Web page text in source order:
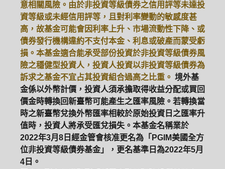
意相關風險。由於非投資等級債券之信用評等未達投
資等級或未經信用評等，且對利率變動的敏感度甚
高，故基金可能會因利率上升、市場流動性下降、或
債券發行機構違約不支付本金、利息或破產而蒙受虧
損。本基金適合能承受部份投資於非投資等級債券風
險之穩健型投資人，投資人投資以非投資等級債券為
訴求之基金不宜占其投資組合過高之比重。 境外基
金係以外幣計價，投資人須承擔取得收益分配或買回
價金時轉換回新臺幣可能產生之匯率風險。若轉換當
時之新臺幣兌換外幣匯率相較於原始投資日之匯率升
值時，投資人將承受匯兌損失。本基金名稱業於
2022年3月8日經金管會核准更名為「PGIM美國全方
位非投資等級債券基金」，更名基準日為2022年5月
4日。